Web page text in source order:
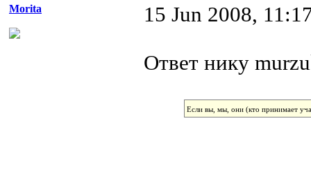
Morita 15 Jun 2008,
Ответ нику
Если вы, мы, они (кто принимает